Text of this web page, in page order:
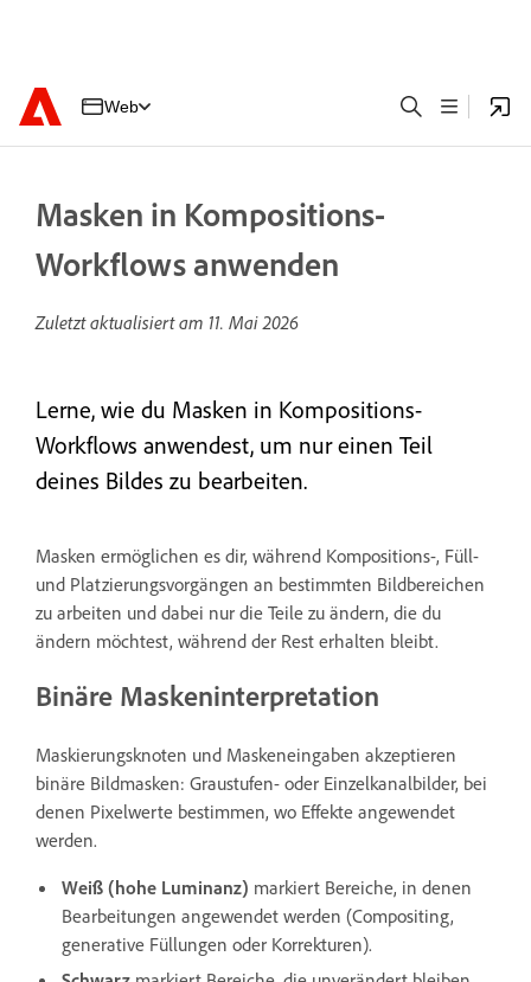
Web
Masken in Kompositions-
Workflows anwenden
Zuletzt aktualisiert am 11. Mai 2026
Lerne, wie du Masken in Kompositions-
Workflows anwendest, um nur einen Teil
deines Bildes zu bearbeiten.
Masken ermöglichen es dir, während Kompositions-, Füll-
und Platzierungsvorgängen an bestimmten Bildbereichen
zu arbeiten und dabei nur die Teile zu ändern, die du
ändern möchtest, während der Rest erhalten bleibt.
Binäre Maskeninterpretation
Maskierungsknoten und Maskeneingaben akzeptieren
binäre Bildmasken: Graustufen- oder Einzelkanalbilder, bei
denen Pixelwerte bestimmen, wo Effekte angewendet
werden.
Weiß (hohe Luminanz) markiert Bereiche, in denen
Bearbeitungen angewendet werden (Compositing,
generative Füllungen oder Korrekturen).